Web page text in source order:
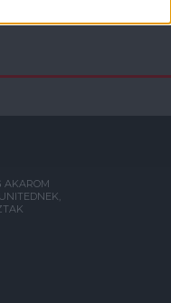
AKAROM